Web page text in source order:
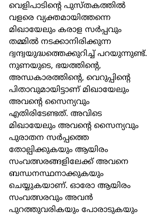
വെളിപാടിൻ്റെ പുസ്തകത്തിൽ
വളരെ വ്യക്തമായിത്തന്നെ
മിഖായേലും കരാള സർപ്പവും
തമ്മിൽ നടക്കാനിരിക്കുന്ന
ദ്വന്ദ്വയുദ്ധത്തെക്കുറിച്ച് പറയുന്നുണ്ട്.
നുണയുടെ, ഭയത്തിൻ്റെ,
അന്ധകാരത്തിൻ്റെ, വെറുപ്പിൻ്റെ
പിതാവുമായിട്ടാണ് മിഖായേലും
അവൻ്റെ സൈന്യവും
എതിരിടേണ്ടത്. അവിടെ
മിഖായേലും അവൻ്റെ സൈന്യവും
പുരാതന സർപ്പത്തെ
തോല്പിക്കുകയും ആയിരം
സംവത്സരങ്ങളിലേക്ക് അവനെ
ബന്ധനസ്ഥനാക്കുകയും
ചെയ്യുകയാണ്. ഓരോ ആയിരം
സംവത്സരവും അവൻ
പുറത്തുവരികയും പോരാടുകയും